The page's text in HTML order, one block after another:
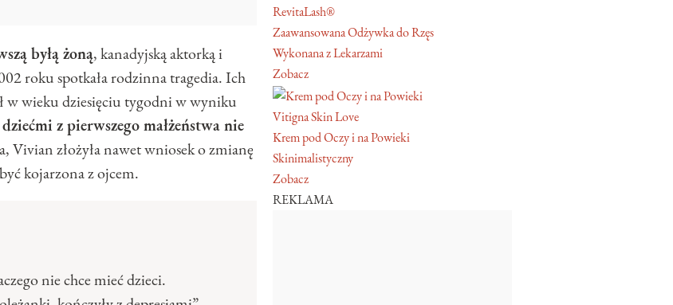
byłą żoną, kanadyjską aktorką i
roku spotkała rodzinna tragedia. Ich
w wieku dziesięciu tygodni w wyniku
z pierwszego małżeństwa nie
Vivian złożyła nawet wniosek o zmianę
kojarzona z ojcem.
nie chce mieć dzieci.
RevitaLash®
Zaawansowana Odżywka do Rzęs
Wykonana z Lekarzami
Zobacz
Vitigna Skin Love
Krem pod Oczy i na Powieki
Skinimalistyczny
Zobacz
REKLAMA